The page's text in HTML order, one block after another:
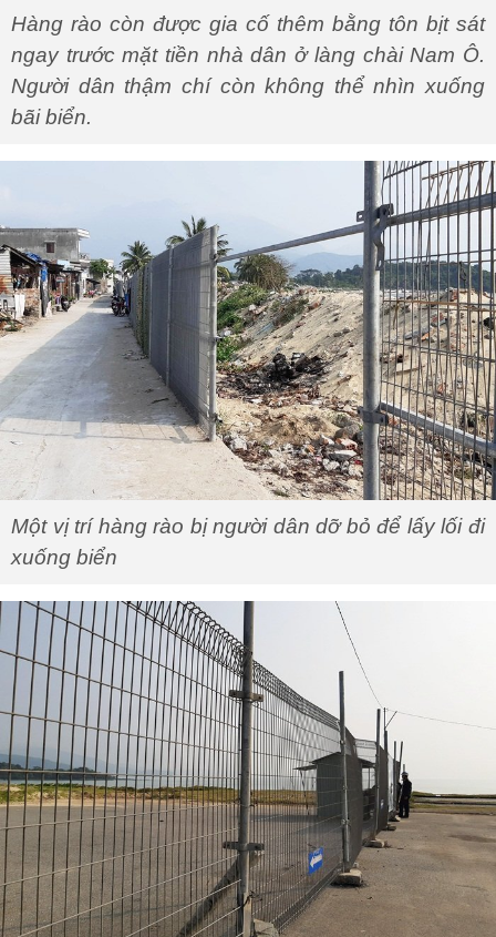
Hàng rào còn được gia cố thêm bằng tôn bịt sát
ngay trước mặt tiền nhà dân ở làng chài Nam Ô.
Người dân thậm chí còn không thể nhìn xuống
bãi biển.
Một vị trí hàng rào bị người dân dỡ bỏ để lấy lối đi
xuống biển